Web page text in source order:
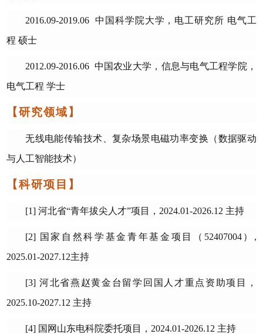
2016.09-2019.06中国科学院大学，电工研究所 电气工
程 硕士
2012.09-2016.06 中国农业大学，信息与电气工程学院，
电气工程 学士
【研究领域】
无线电能传输技术、复杂场景电磁功率变换（数据驱动
与人工智能技术）
【科研项目】
[1]河北省“青年拔尖人才”项目， 2024.01-2026.12 主持
[2] 国家自然科学基金青年基金项目（ 52407004） ,
2025.01-2027.12主持
[3] 河北省燕赵黄金台留学回国人才重点资助项目，
2025.10-2027.12 主持
[4] 国网 山东电科院委托项目， 2024.01-2026.12 主持